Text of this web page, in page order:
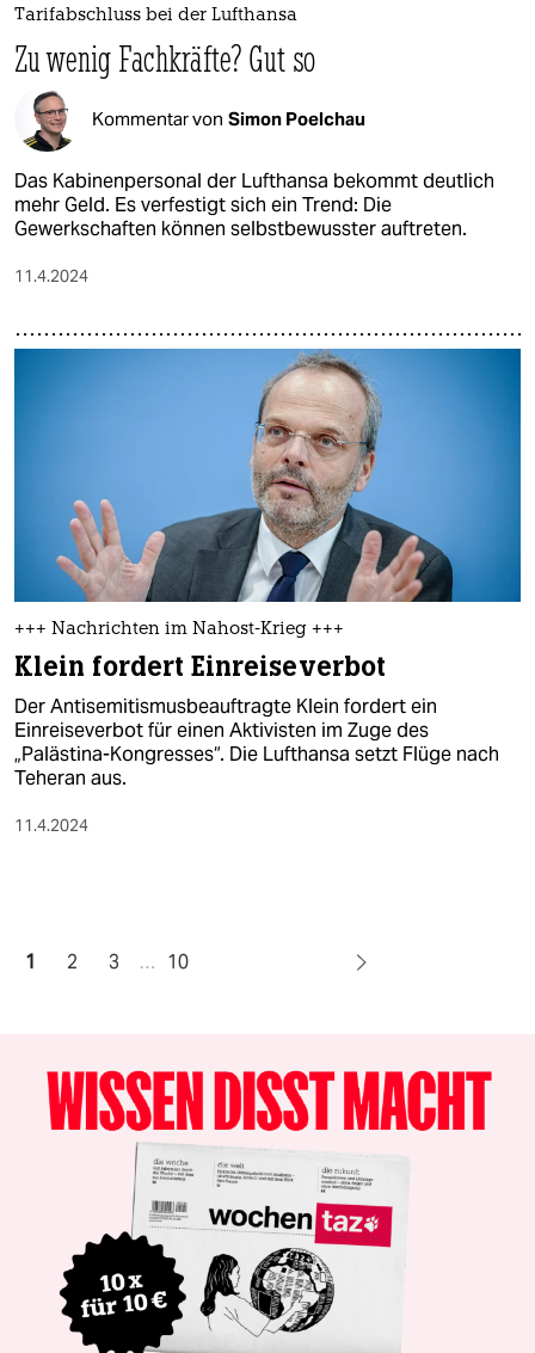
Tarifabschluss bei der Lufthansa
Zu wenig Fachkräfte? Gut so
Kommentar von Simon Poelchau
Das Kabinenpersonal der Lufthansa bekommt deutlich
mehr Geld. Es verfestigt sich ein Trend: Die
Gewerkschaften können selbstbewusster auftreten.
11.4.2024
+++ Nachrichten im Nahost-Krieg +++
Klein fordert Einreiseverbot
Der Antisemitismusbeauftragte Klein fordert ein
Einreiseverbot für einen Aktivisten im Zuge des
„Palästina-Kongresses“. Die Lufthansa setzt Flüge nach
Teheran aus.
11.4.2024
1 2 3 … 10